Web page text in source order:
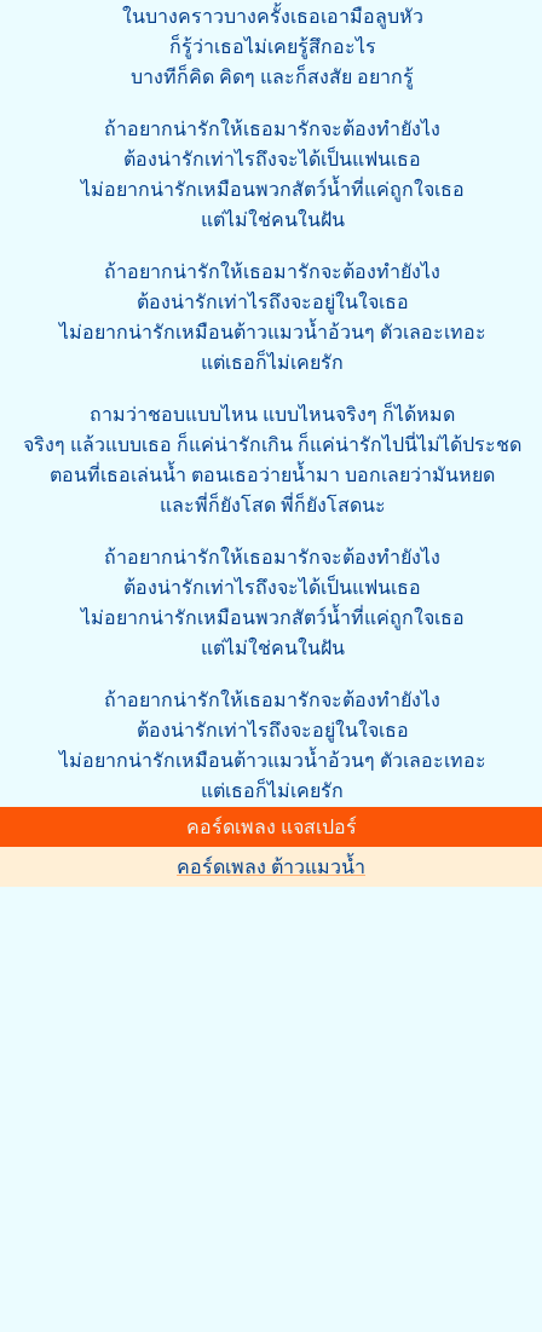
ในบางคราวบางครั้งเธอเอามือลูบหัว
ก็รู้ว่าเธอไม่เคยรู้สึกอะไร
บางทีก็คิด คิดๆ และก็สงสัย อยากรู้
ถ้าอยากน่ารักให้เธอมารักจะต้องทำยังไง
ต้องน่ารักเท่าไรถึงจะได้เป็นแฟนเธอ
ไม่อยากน่ารักเหมือนพวกสัตว์น้ำที่แค่ถูกใจเธอ
แต่ไม่ใช่คนในฝัน
ถ้าอยากน่ารักให้เธอมารักจะต้องทำยังไง
ต้องน่ารักเท่าไรถึงจะอยู่ในใจเธอ
ไม่อยากน่ารักเหมือนต้าวแมวน้ำอ้วนๆ ตัวเลอะเทอะ
แต่เธอก็ไม่เคยรัก
ถามว่าชอบแบบไหน แบบไหนจริงๆ ก็ได้หมด
จริงๆ แล้วแบบเธอ ก็แค่น่ารักเกิน ก็แค่น่ารักไปนี่ไม่ได้ประชด
ตอนที่เธอเล่นน้ำ ตอนเธอว่ายน้ำมา บอกเลยว่ามันหยด
และพี่ก็ยังโสด พี่ก็ยังโสดนะ
ถ้าอยากน่ารักให้เธอมารักจะต้องทำยังไง
ต้องน่ารักเท่าไรถึงจะได้เป็นแฟนเธอ
ไม่อยากน่ารักเหมือนพวกสัตว์น้ำที่แค่ถูกใจเธอ
แต่ไม่ใช่คนในฝัน
ถ้าอยากน่ารักให้เธอมารักจะต้องทำยังไง
ต้องน่ารักเท่าไรถึงจะอยู่ในใจเธอ
ไม่อยากน่ารักเหมือนต้าวแมวน้ำอ้วนๆ ตัวเลอะเทอะ
แต่เธอก็ไม่เคยรัก
คอร์ดเพลง แจสเปอร์
คอร์ดเพลง ต้าวแมวน้ำ